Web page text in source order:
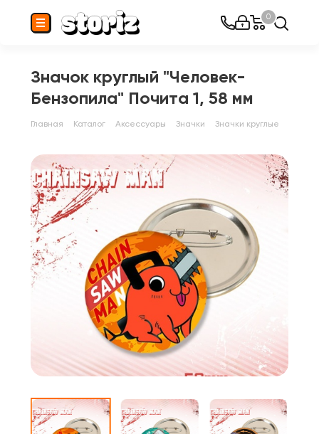
0
Значок круглый "Человек-
Бензопила" Почита 1, 58 мм
Главная Каталог Аксессуары Значки Значки круглые